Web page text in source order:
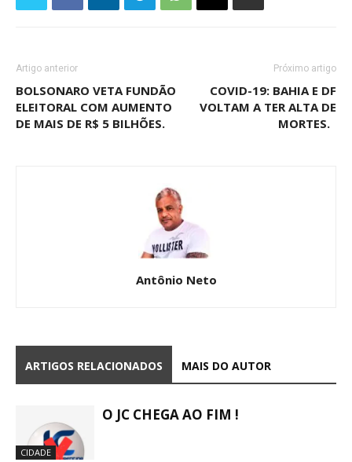
Artigo anterior
BOLSONARO VETA FUNDÃO
ELEITORAL COM AUMENTO
DE MAIS DE R$ 5 BILHÕES.
Próximo artigo
COVID-19: BAHIA E DF
VOLTAM A TER ALTA DE
MORTES.
Antônio Neto
ARTIGOS RELACIONADOS MAIS DO AUTOR
CIDADE
O JC CHEGA AO FIM !